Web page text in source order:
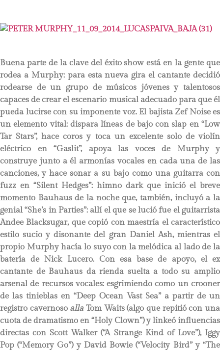
Buena parte de la clave del éxito show está en la gente que
rodea a Murphy: para esta nueva gira el cantante decidió
rodearse de un grupo de músicos jóvenes y talentosos
capaces de crear el escenario musical adecuado para que él
pueda lucirse con su imponente voz. El bajista Zef Noise es
un elemento vital: dispara líneas de bajo con slap en “Low
Tar Stars”, hace coros y toca un excelente solo de violín
eléctrico en “Gaslit”, apoya las voces de Murphy y
construye junto a él armonías vocales en cada una de las
canciones, y hace sonar a su bajo como una guitarra con
fuzz en “Silent Hedges”: himno dark que inició el breve
momento Bauhaus de la noche que, también, incluyó a la
genial “She’s in Parties”: allí el que se lució fue el guitarrista
Andee Blacksugar, que copió con maestría el característico
estilo sucio y disonante del gran Daniel Ash, mientras el
propio Murphy hacía lo suyo con la melódica al lado de la
batería de Nick Lucero. Con esa base de apoyo, el ex
cantante de Bauhaus da rienda suelta a todo su amplio
arsenal de recursos vocales: esgrimiendo como un crooner
de las tinieblas en “Deep Ocean Vast Sea” a partir de un
registro cavernoso allaTom Waits (algo que repitió con una
cuota de dramatismo en “Holy Clown”) y linkeó influencias
directas con Scott Walker (“A Strange Kind of Love”), Iggy
Pop (“Memory Go”) y David Bowie (“Velocity Bird” y “The